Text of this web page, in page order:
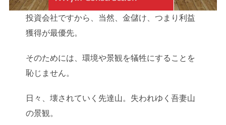
投資会社ですから、当然、金儲け、つまり利益
獲得が最優先。
そのためには、環境や景観を犠牲にすることを
恥じません。
日々、壊されていく先達山。失われゆく吾妻山
の景観。